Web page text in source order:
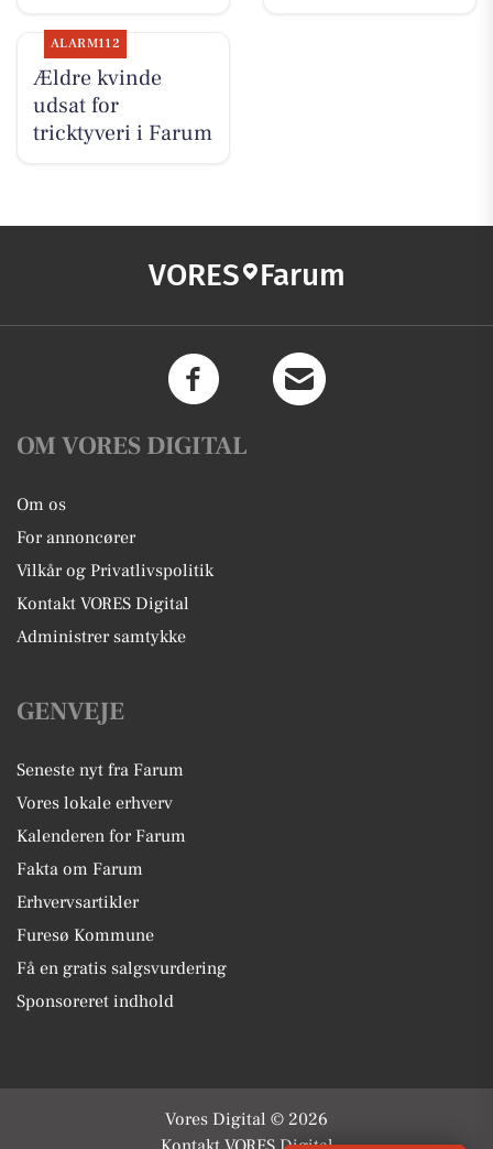
ALARM112
Ældre kvinde
udsat for
tricktyveri i Farum
VORES Farum
OM VORES DIGITAL
Om os
For annoncører
Vilkår og Privatlivspolitik
Kontakt VORES Digital
Administrer samtykke
GENVEJE
Seneste nyt fra Farum
Vores lokale erhverv
Kalenderen for Farum
Fakta om Farum
Erhvervsartikler
Furesø Kommune
Få en gratis salgsvurdering
Sponsoreret indhold
Vores Digital © 2026